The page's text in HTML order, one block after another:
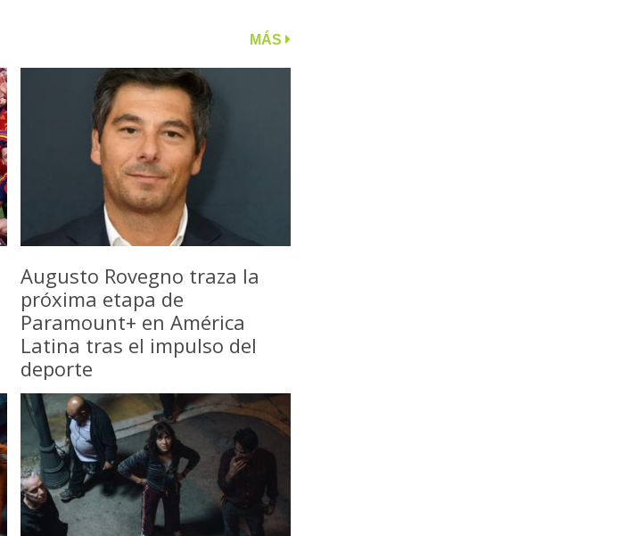
MÁS
Augusto Rovegno traza la
próxima etapa de
Paramount+ en América
Latina tras el impulso del
deporte